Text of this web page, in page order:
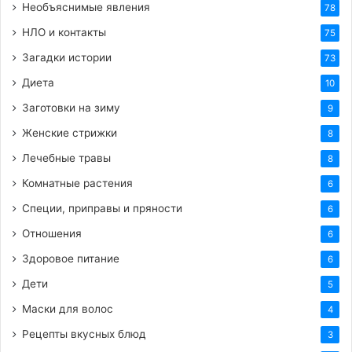
Пеннистон сообщил, что в этот
момент в его сознание
мгновенно транслировался
сложный двоичный код․
Объект внезапно поднялся в
воздух, маневрируя между
верхушками деревьев с
невероятной для земной
техники скоростью․ На
следующее утро на месте
предполагаемого приземления
исследователи обнаружили
Необъяснимые явления 78
НЛО и контакты 75
Загадки истории 73
Диета 10
Заготовки на зиму 9
Женские стрижки 8
Лечебные травы 8
Комнатные растения 6
Специи, приправы и пряности 6
Отношения 6
Здоровое питание 6
Дети 5
Маски для волос 4
Рецепты вкусных блюд 3